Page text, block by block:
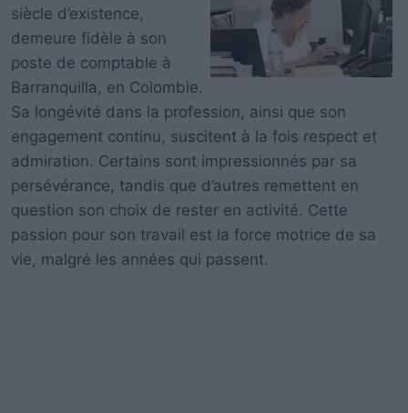
siècle d’existence,
demeure fidèle à son
poste de comptable à
Barranquilla, en Colombie.
Sa longévité dans la profession, ainsi que son
engagement continu, suscitent à la fois respect et
admiration. Certains sont impressionnés par sa
persévérance, tandis que d’autres remettent en
question son choix de rester en activité. Cette
passion pour son travail est la force motrice de sa
vie, malgré les années qui passent.